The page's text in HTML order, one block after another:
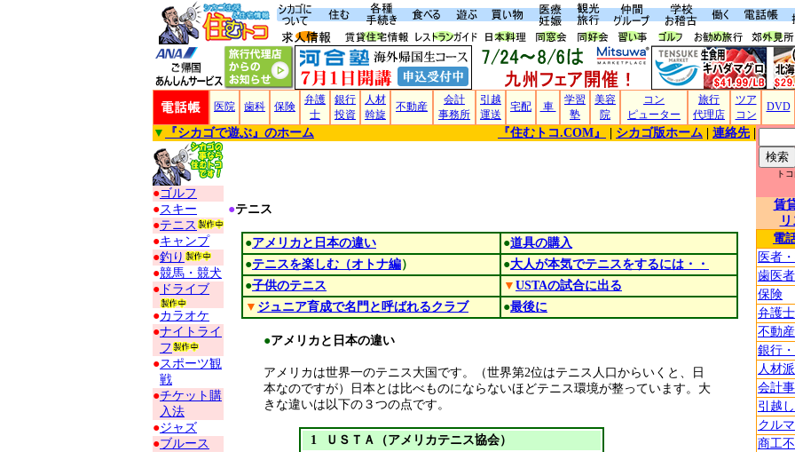
医院 歯科 保険
弁護
士
銀行
投資
人材
斡旋
不動産
会計
事務所
引越
運送
宅配 車
学習
塾
美容
院
コン
ピューター
旅行
代理店
ツア
コン
DVD
▼ 『シカゴで遊ぶ』のホーム 『住むトコ.COM』 シカゴ版ホーム 連絡先|
ト
賃
電
医者
歯医者
保険
弁護士
不動
銀行
人材
会計
引越
クルマ
商工
●ゴルフ
●スキー
●テニス
●キャンプ
●釣り
●競馬・競犬
● ドライブ
●カラオケ
●ナイトライ
フ
●スポーツ観
戦
●チケット購
入法
●ジャズ
●ブルース
●テニス
●アメリカと日本の違い ●道具の購入
●テニスを楽しむ（オトナ編） ●大人が本気でテニスをするには・・
●子供のテニス ▼ USTAの試合に出る
▼ ジュニア育成で名門と呼ばれるクラブ ●最後に
●アメリカと日本の違い
アメリカは世界一のテニス大国です。（世界第2位はテニス人口からいくと、日
本なのですが）日本とは比べものにならないほどテニス環境が整っています。大
きな違いは以下の３つの点です。
1
ＵＳＴＡ（アメリカテニス協会）